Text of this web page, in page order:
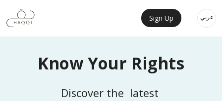
Mobile Main
Sign Up عربي
Know Your Rights
Discover the  latest